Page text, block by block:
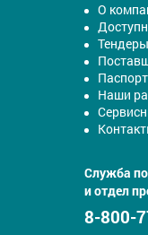
О
Тендеры
Наши
Служба
и отдел
8-800-